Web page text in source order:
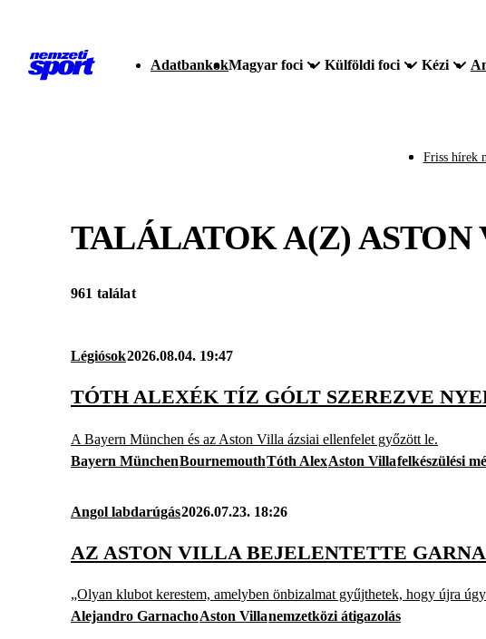
AdatbankokMagyar foci Külföldi foci Kézi
Friss hírek
TALÁLATOK A(Z)
961 találat
Légiósok2026.08.04. 19:47
TÓTH ALEXÉK TÍZ GÓLT SZEREZVE
A Bayern München és az Aston Villa ázsiai ellenfelet győzött le.
Bayern MünchenBournemouthTóth AlexAston Villafelkészülési
Angol labdarúgás2026.07.23. 18:26
AZ ASTON VILLA BEJELENTETTE
„Olyan klubot kerestem, amelyben önbizalmat gyűjthetek, hogy újra
Alejandro GarnachoAston Villanemzetközi átigazolás